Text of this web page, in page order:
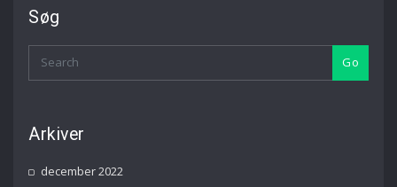
Søg
Go
Arkiver
december 2022